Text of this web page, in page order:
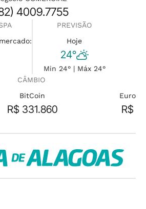
4009.7755
PREVISÃO
Hoje
24°
Min 24° | Máx 24°
CÂMBIO
BitCoin
R$ 331.860
Euro
R$